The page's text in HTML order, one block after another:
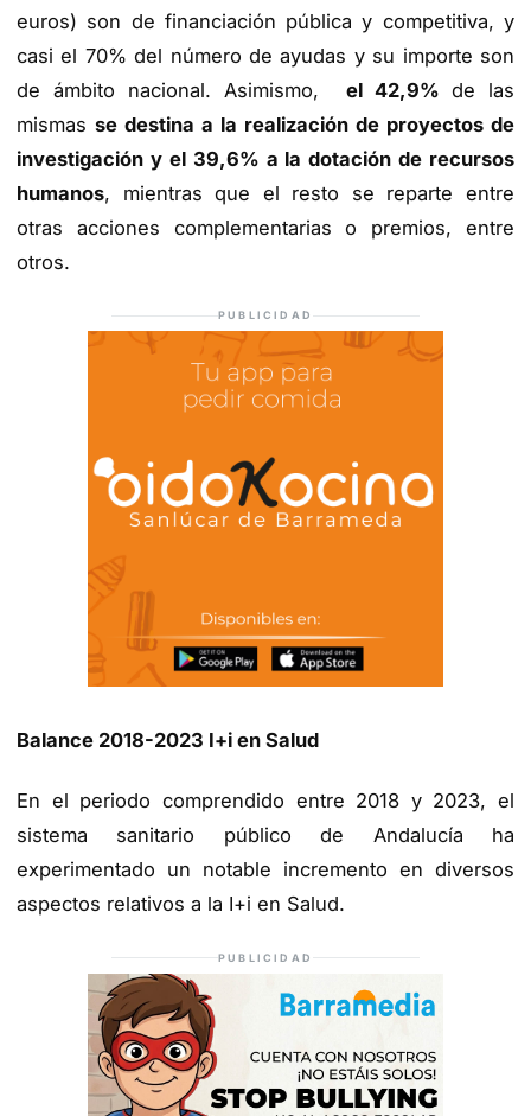
euros) son de financiación pública y competitiva, y
casi el 70% del número de ayudas y su importe son
de ámbito nacional. Asimismo, el 42,9% de las
mismas se destina a la realización de proyectos de
investigación y el 39,6% a la dotación de recursos
humanos, mientras que el resto se reparte entre
otras acciones complementarias o premios, entre
otros.
PUBLICIDAD
Balance 2018-2023 I+i en Salud
En el periodo comprendido entre 2018 y 2023, el
sistema sanitario público de Andalucía ha
experimentado un notable incremento en diversos
aspectos relativos a la I+i en Salud.
PUBLICIDAD